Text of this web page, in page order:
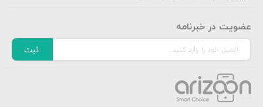
عضویت در خبرنامه
ثبت